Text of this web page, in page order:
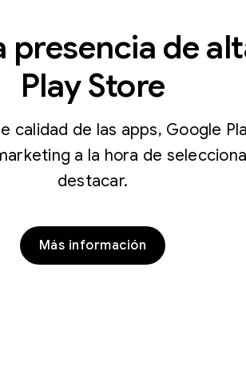
presencia de
Play Store
calidad de las apps, Google
a la hora de
destacar.
Más información